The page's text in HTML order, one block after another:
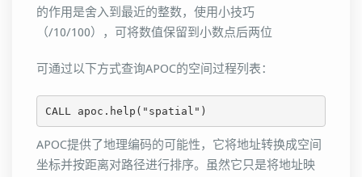
的作用是舍入到最近的整数，使用小技巧
（/10/100），可将数值保留到小数点后两位
可通过以下方式查询APOC的空间过程列表：
APOC提供了地理编码的可能性，它将地址转换成空间
坐标并按距离对路径进行排序。虽然它只是将地址映